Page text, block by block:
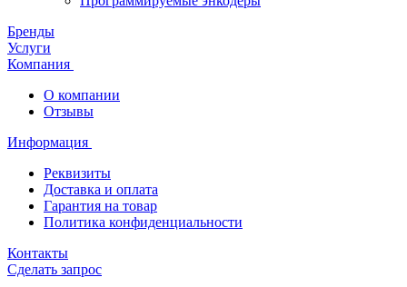
Бренды
Услуги
Компания
О компании
Отзывы
Информация
Реквизиты
Доставка и оплата
Гарантия на товар
Политика конфиденциальности
Контакты
Сделать запрос